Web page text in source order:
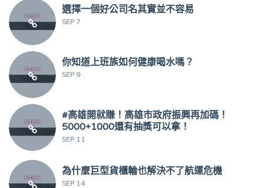
選擇一個好公司名其實並不容易
SEP 7
你知道上班族如何健康喝水嗎？
SEP 9
#高雄開就賺！高雄市政府振興再加碼！
5000+1000還有抽獎可以拿！
SEP 11
為什麼巨型貨櫃輪也解決不了航運危機
SEP 14